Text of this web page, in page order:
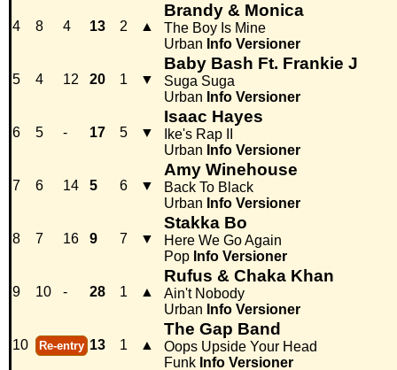
4 8 4 13 2 ▲
Brandy & Monica
The Boy Is Mine
Urban Info Versioner
5 4 12 20 1 ▼
Baby Bash Ft. Frankie J
Suga Suga
Urban Info Versioner
6 5 - 17 5 ▼
Isaac Hayes
Ike's Rap II
Urban Info Versioner
7 6 14 5 6 ▼
Amy Winehouse
Back To Black
Urban Info Versioner
8 7 16 9 7 ▼
Stakka Bo
Here We Go Again
Pop Info Versioner
9 10 - 28 1 ▲
Rufus & Chaka Khan
Ain't Nobody
Urban Info Versioner
10 Re-entry 13 1 ▲
The Gap Band
Oops Upside Your Head
Funk Info Versioner